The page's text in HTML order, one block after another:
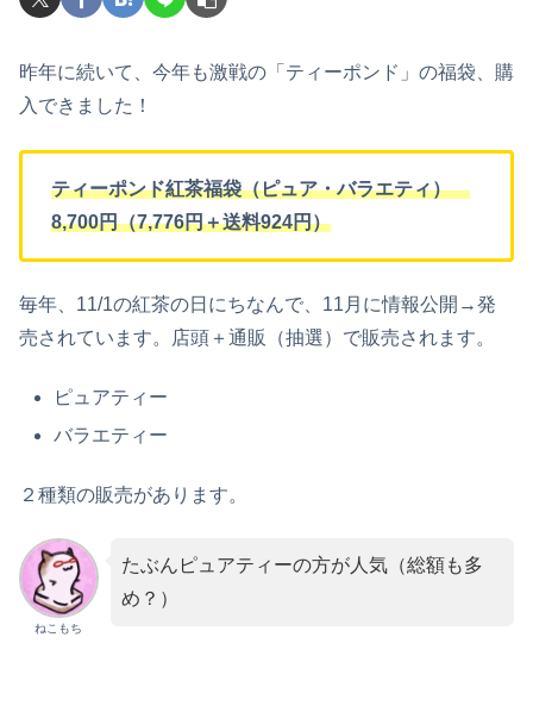
昨年に続いて、今年も激戦の「ティーポンド」の福袋、購
入できました！
ティーポンド紅茶福袋（ピュア・バラエティ）
8,700円（7,776円＋送料924円）
毎年、11/1の紅茶の日にちなんで、11月に情報公開→発
売されています。店頭＋通販（抽選）で販売されます。
ピュアティー
バラエティー
２種類の販売があります。
ねこもち
たぶんピュアティーの方が人気（総額も多
め？）